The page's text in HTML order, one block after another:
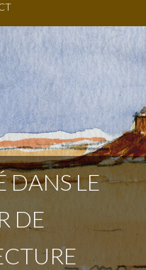
DANS LE
DE